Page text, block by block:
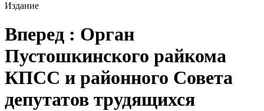
Издание
Вперед : Орган
Пустошкинского райкома
КПСС и районного Совета
депутатов трудящихся